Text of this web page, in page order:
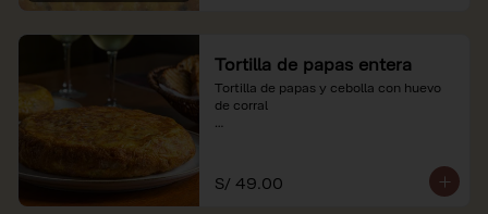
Tortilla de papas entera
Tortilla de papas y cebolla con huevo
de corral
S/ 49.00